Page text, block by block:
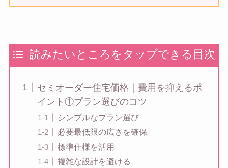
読みたいところをタップできる目次
セミオーダー住宅価格｜費用を抑えるポ
イント①プラン選びのコツ
シンプルなプラン選び
必要最低限の広さを確保
標準仕様を活用
複雑な設計を避ける